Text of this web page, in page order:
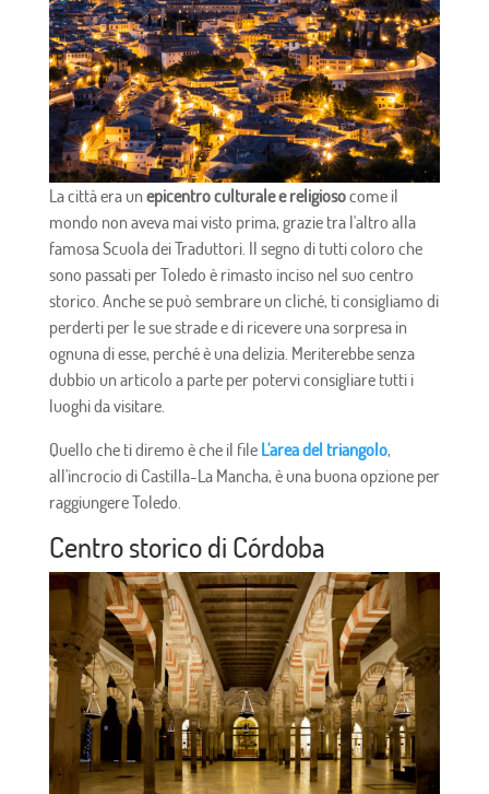
La città era unepicentro culturale e religiosocome il
mondo non aveva mai visto prima, grazie tra l'altro alla
famosa Scuola dei Traduttori. Il segno di tutti coloro che
sono passati per Toledo è rimasto inciso nel suo centro
storico. Anche se può sembrare un cliché, ti consigliamo di
perderti per le sue strade e di ricevere una sorpresa in
ognuna di esse, perché è una delizia. Meriterebbe senza
dubbio un articolo a parte per potervi consigliare tutti i
luoghi da visitare.
Quello che ti diremo è che il file L'area del triangolo,
all'incrocio di Castilla-La Mancha, è una buona opzione per
raggiungere Toledo.
Centro storico di Córdoba